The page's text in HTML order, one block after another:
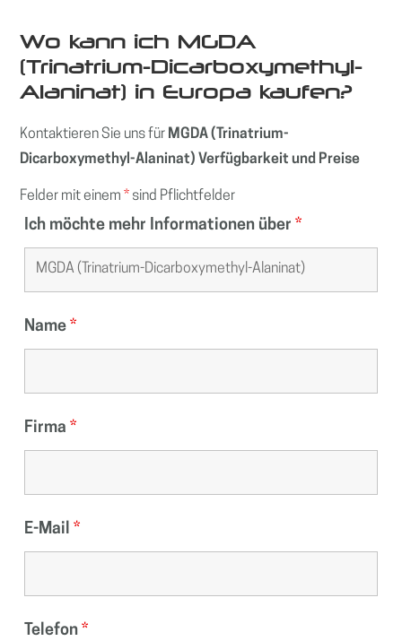
Wo kann ich MGDA
(Trinatrium-Dicarboxymethyl-
Alaninat) in Europa kaufen?
Kontaktieren Sie uns für MGDA (Trinatrium-
Dicarboxymethyl-Alaninat) Verfügbarkeit und Preise
Felder mit einem* sind Pflichtfelder
Ich möchte mehr Informationen über*
Name*
Firma*
E-Mail*
Telefon*